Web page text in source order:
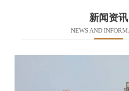
新闻资讯
NEWS AND